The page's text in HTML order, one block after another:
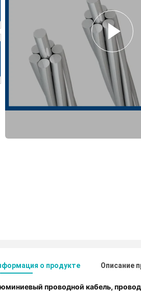
о продукте Описание
проводной кабель,